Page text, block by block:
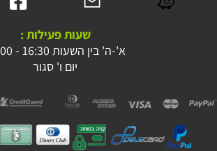
שעות פעילות :
א'-ה' בין השעות 16:30 - 09:00
יום ו' סגור